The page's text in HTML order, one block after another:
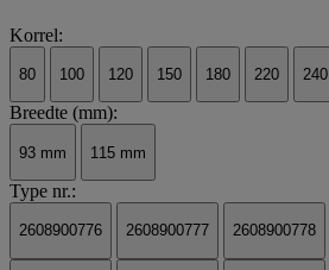
Korrel:
80 100 120 150 180 220 240
Breedte (mm):
93 mm 115 mm
Type nr.:
2608900776 2608900777 2608900778